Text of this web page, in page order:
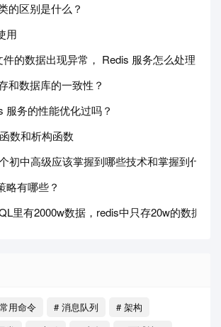
的区别是什么？
用
的数据出现异常， Redis 服务怎么处理？
和数据库的一致性？
服务的性能优化过吗？
数和析构函数
初中高级应该掌握到哪些技术和掌握到什么
略有哪些？
里有2000w数据，redis中只存20w的数据？
用命令 # 消息队列
# 架构